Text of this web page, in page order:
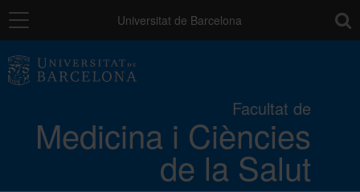
Navegació Universitat de Barcelona
Facultat de
Medicina i Ciències
de la Salut
Els campus
Docència